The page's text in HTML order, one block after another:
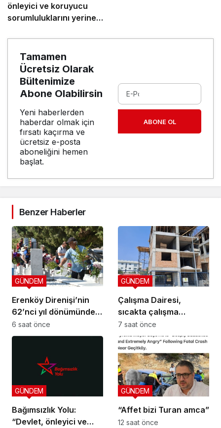
önleyici ve koruyucu
sorumluluklarını yerine
Tamamen
Ücretsiz Olarak
Bültenimize
Abone Olabilirsin
Yeni haberlerden
haberdar olmak için
fırsatı kaçırma ve
ücretsiz e-posta
aboneliğini hemen
başlat.
ABONE OL
Benzer Haberler
Erenköy Direnişi’nin
62’nci yıl dönümünde
şehitler törenle anıldı
GÜNDEM
6 saat önce
Çalışma Dairesi,
sıcakta çalışma
yasağına uymayan 19
iş yerine uyarı verdi
GÜNDEM
7 saat önce
Bağımsızlık Yolu:
“Devlet, önleyici ve
GÜNDEM
“Affet bizi Turan amca”
GÜNDEM
12 saat önce